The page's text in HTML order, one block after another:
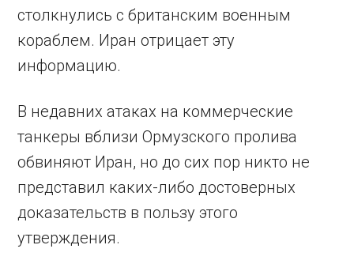
столкнулись с британским военным
кораблем. Иран отрицает эту
информацию.
В недавних атаках на коммерческие
танкеры вблизи Ормузского пролива
обвиняют Иран, но до сих пор никто не
представил каких-либо достоверных
доказательств в пользу этого
утверждения.